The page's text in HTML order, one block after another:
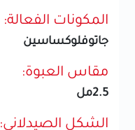
المكونات الفعالة:
جاتوفلوكساسين
مقاس العبوة:
2.5مل
الشكل الصيدلاني: